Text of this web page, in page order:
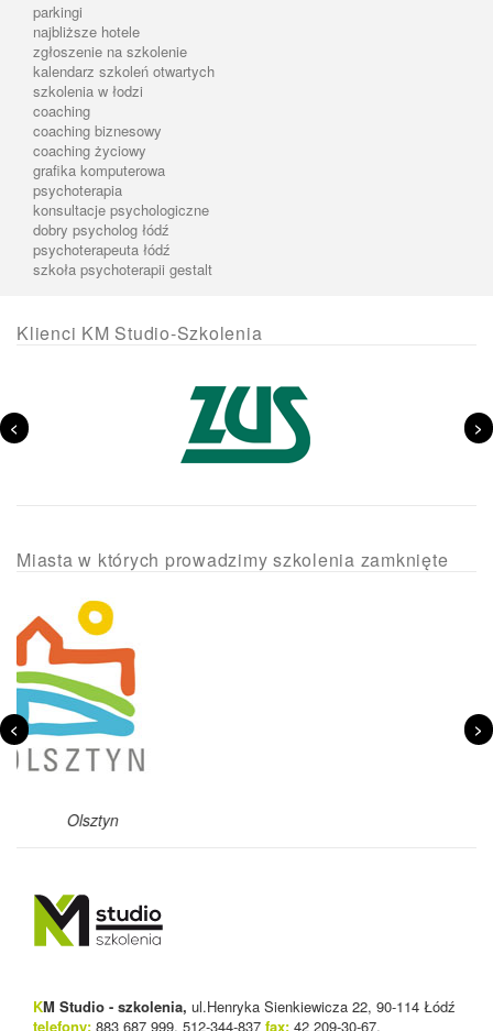
parkingi
najbliższe hotele
zgłoszenie na szkolenie
kalendarz szkoleń otwartych
szkolenia w łodzi
coaching
coaching biznesowy
coaching życiowy
grafika komputerowa
psychoterapia
konsultacje psychologiczne
dobry psycholog łódź
psychoterapeuta łódź
szkoła psychoterapii gestalt
Klienci KM Studio-Szkolenia
< >
Miasta w których prowadzimy szkolenia zamknięte
< >
KM Studio - szkolenia, ul.Henryka Sienkiewicza 22, 90-114 Łódź
telefony: 883 687 999, 512-344-837 fax: 42 209-30-67,